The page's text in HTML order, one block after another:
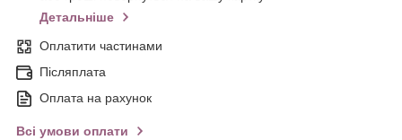
Детальніше
Оплатити частинами
Післяплата
Оплата на рахунок
Всі умови оплати